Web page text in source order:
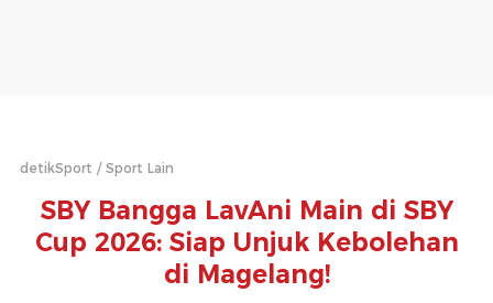
detikSport Sport Lain
SBY Bangga LavAni Main di SBY
Cup 2026: Siap Unjuk Kebolehan
di Magelang!